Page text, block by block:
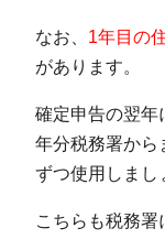
なお、 1年目の
があります。
確定申告の翌年
年分税務署から
ずつ使用しまし
こちらも税務